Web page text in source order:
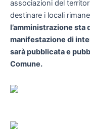
associazioni del
destinare i locali
l’amministrazione sta
manifestazione di
sarà pubblicata e
Comune.